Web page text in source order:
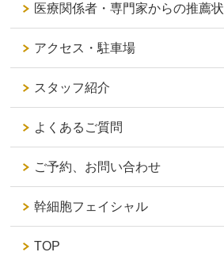
医療関係者・専門家からの推薦状
アクセス・駐車場
スタッフ紹介
よくあるご質問
ご予約、お問い合わせ
幹細胞フェイシャル
TOP